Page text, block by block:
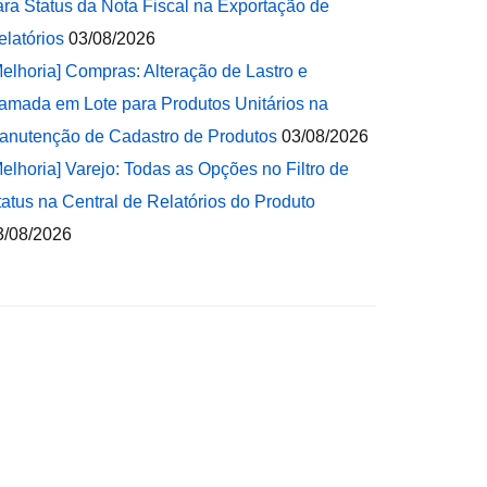
Status da Nota Fiscal na Exportação de
03/08/2026
Compras: Alteração de Lastro e
em Lote para Produtos Unitários na
de Cadastro de Produtos 03/08/2026
Varejo: Todas as Opções no Filtro de
na Central de Relatórios do Produto
08/2026